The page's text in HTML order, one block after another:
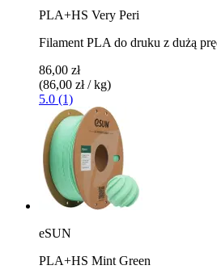
PLA+HS Very Peri
Filament PLA do druku z dużą
86,00 zł
(86,00 zł / kg)
5.0 (1)
eSUN
PLA+HS Mint Green